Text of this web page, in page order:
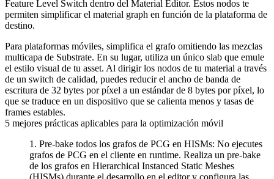
Feature Level Switch dentro del Material Editor. Estos nodos te
permiten simplificar el material graph en función de la plataforma de
destino.
Para plataformas móviles, simplifica el grafo omitiendo las mezclas
multicapa de Substrate. En su lugar, utiliza un único slab que emule
el estilo visual de tu asset. Al dirigir los nodos de tu material a través
de un switch de calidad, puedes reducir el ancho de banda de
escritura de 32 bytes por píxel a un estándar de 8 bytes por píxel, lo
que se traduce en un dispositivo que se calienta menos y tasas de
frames estables.
5 mejores prácticas aplicables para la optimización móvil
Pre-bake todos los grafos de PCG en HISMs: No ejecutes
grafos de PCG en el cliente en runtime. Realiza un pre-bake
de los grafos en Hierarchical Instanced Static Meshes